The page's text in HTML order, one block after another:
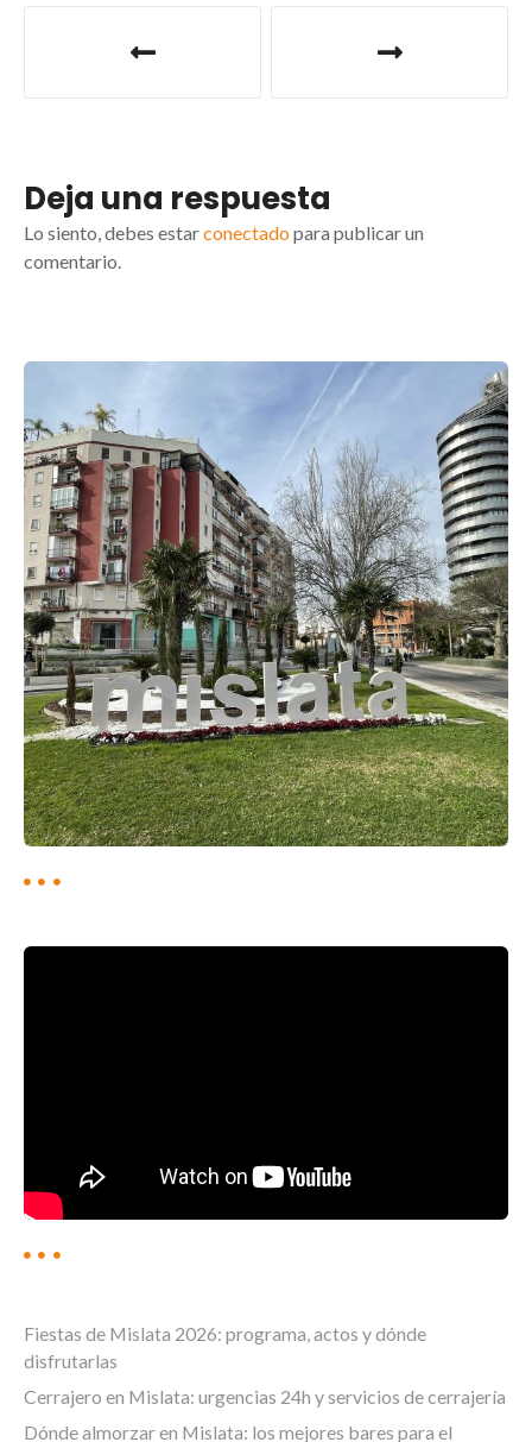
Deja una respuesta
Lo siento, debes estarconectado para publicar un
comentario.
Fiestas de Mislata 2026: programa, actos y dónde
disfrutarlas
Cerrajero en Mislata: urgencias 24h y servicios de cerrajería
Dónde almorzar en Mislata: los mejores bares para el